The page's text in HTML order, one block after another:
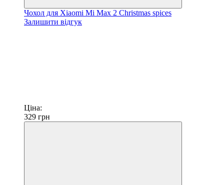
Чохол для Xiaomi Mi Max 2 Christmas spices
Залишити відгук
Ціна:
329 грн